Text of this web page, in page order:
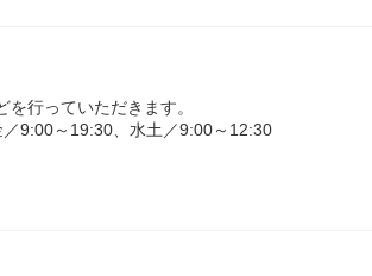
行っていただきます。
9:00～19:30、水土／9:00～12:30